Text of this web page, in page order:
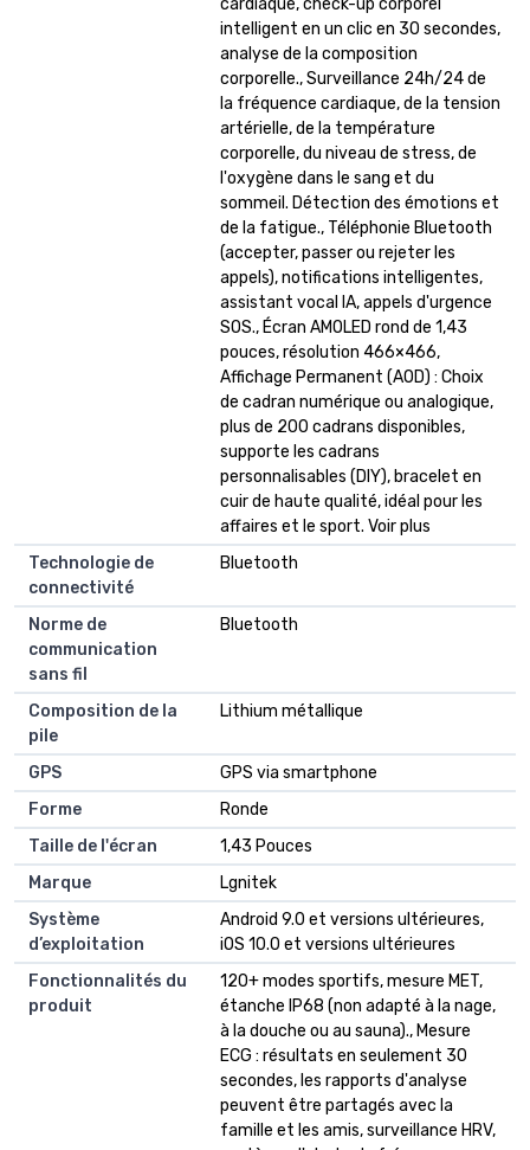
cardiaque, check-up corporel
intelligent en un clic en 30 secondes,
analyse de la composition
corporelle., Surveillance 24h/24 de
la fréquence cardiaque, de la tension
artérielle, de la température
corporelle, du niveau de stress, de
l'oxygène dans le sang et du
sommeil. Détection des émotions et
de la fatigue., Téléphonie Bluetooth
(accepter, passer ou rejeter les
appels), notifications intelligentes,
assistant vocal IA, appels d'urgence
SOS., Écran AMOLED rond de 1,43
pouces, résolution 466×466,
Affichage Permanent (AOD) : Choix
de cadran numérique ou analogique,
plus de 200 cadrans disponibles,
supporte les cadrans
personnalisables (DIY), bracelet en
cuir de haute qualité, idéal pour les
affaires et le sport. Voir plus
Technologie de
connectivité
Bluetooth
Norme de
communication
sans fil
Bluetooth
Composition de la
pile
Lithium métallique
GPS
GPS via smartphone
Forme
Ronde
Taille de l'écran
1,43 Pouces
Marque
Lgnitek
Système
d’exploitation
Android 9.0 et versions ultérieures,
iOS 10.0 et versions ultérieures
Fonctionnalités du
produit
120+ modes sportifs, mesure MET,
étanche IP68 (non adapté à la nage,
à la douche ou au sauna)., Mesure
ECG : résultats en seulement 30
secondes, les rapports d'analyse
peuvent être partagés avec la
famille et les amis, surveillance HRV,